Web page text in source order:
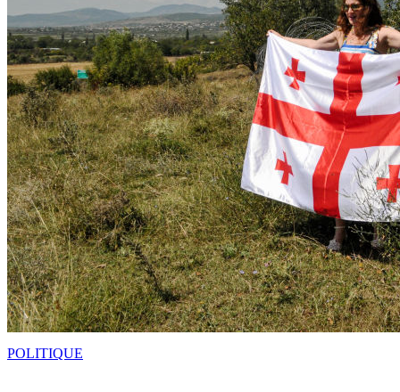
POLITIQUE